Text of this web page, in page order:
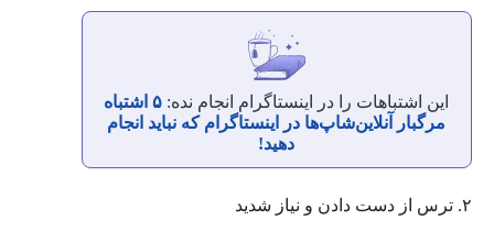
این اشتباهات را در اینستاگرام انجام نده:
۵ اشتباه
مرگبار آنلاین‌شاپ‌ها در اینستاگرام که نباید انجام
دهید!
۲. ترس از دست دادن و نیاز شدید